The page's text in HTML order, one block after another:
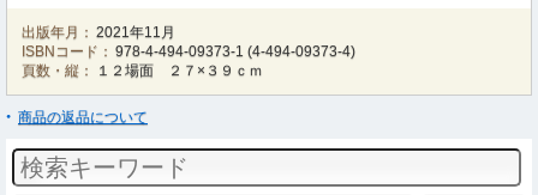
出版年月： 2021年11月
ISBNコード： 978-4-494-09373-1 (4-494-09373-4)
頁数・縦：
１２場面 ２７×３９ｃｍ
商品の返品について